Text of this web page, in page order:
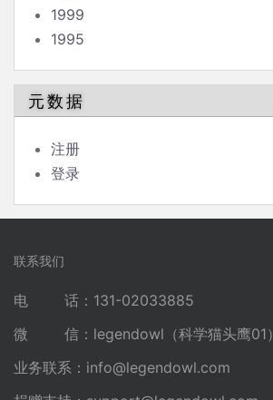
1999
1995
元数据
注册
登录
联系我们
电 话：131-02033885
微 信：legendowl（科学猫头鹰01）
业务联系： info@legendowl.com